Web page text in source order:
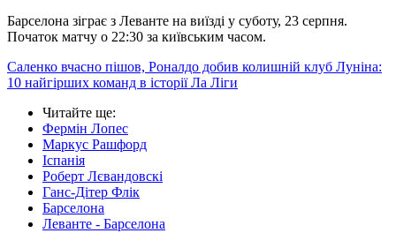
Барселона зіграє з Леванте на виїзді у суботу, 23 серпня.
Початок матчу о 22:30 за київським часом.
Саленко вчасно пішов, Роналдо добив колишній клуб Луніна:
10 найгірших команд в історії Ла Ліги
Читайте ще:
Фермін Лопес
Маркус Рашфорд
Іспанія
Роберт Лєвандовскі
Ганс-Дітер Флік
Барселона
Леванте - Барселона